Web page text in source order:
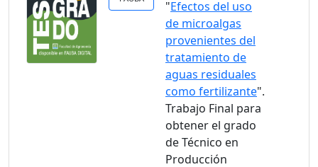
"Efectos del uso
de microalgas
provenientes del
tratamiento de
aguas residuales
como fertilizante".
Trabajo Final para
obtener el grado
de Técnico en
Producción